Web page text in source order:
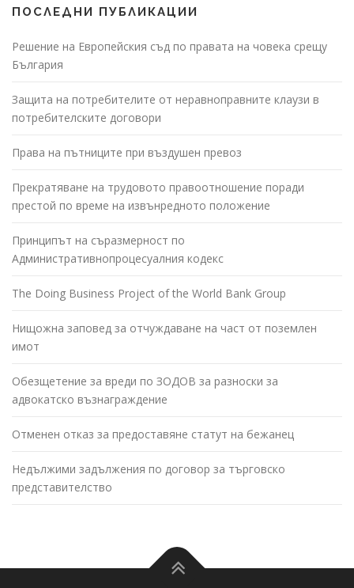
ПОСЛЕДНИ ПУБЛИКАЦИИ
Решение на Европейския съд по правата на човека срещу
България
Защита на потребителите от неравноправните клаузи в
потребителските договори
Права на пътниците при въздушен превоз
Прекратяване на трудовото правоотношение поради
престой по време на извънредното положение
Принципът на съразмерност по
Административнопроцесуалния кодекс
The Doing Business Project of the World Bank Group
Нищожна заповед за отчуждаване на част от поземлен
имот
Обезщетение за вреди по ЗОДОВ за разноски за
адвокатско възнаграждение
Отменен отказ за предоставяне статут на бежанец
Недължими задължения по договор за търговско
представителство